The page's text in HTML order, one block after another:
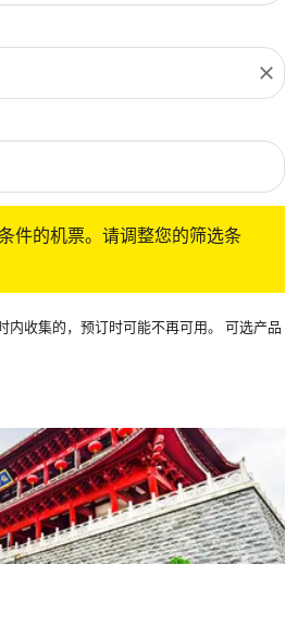
close
件的机票。请调整您的筛选条
内收集的，预订时可能不再可用。 可选产品